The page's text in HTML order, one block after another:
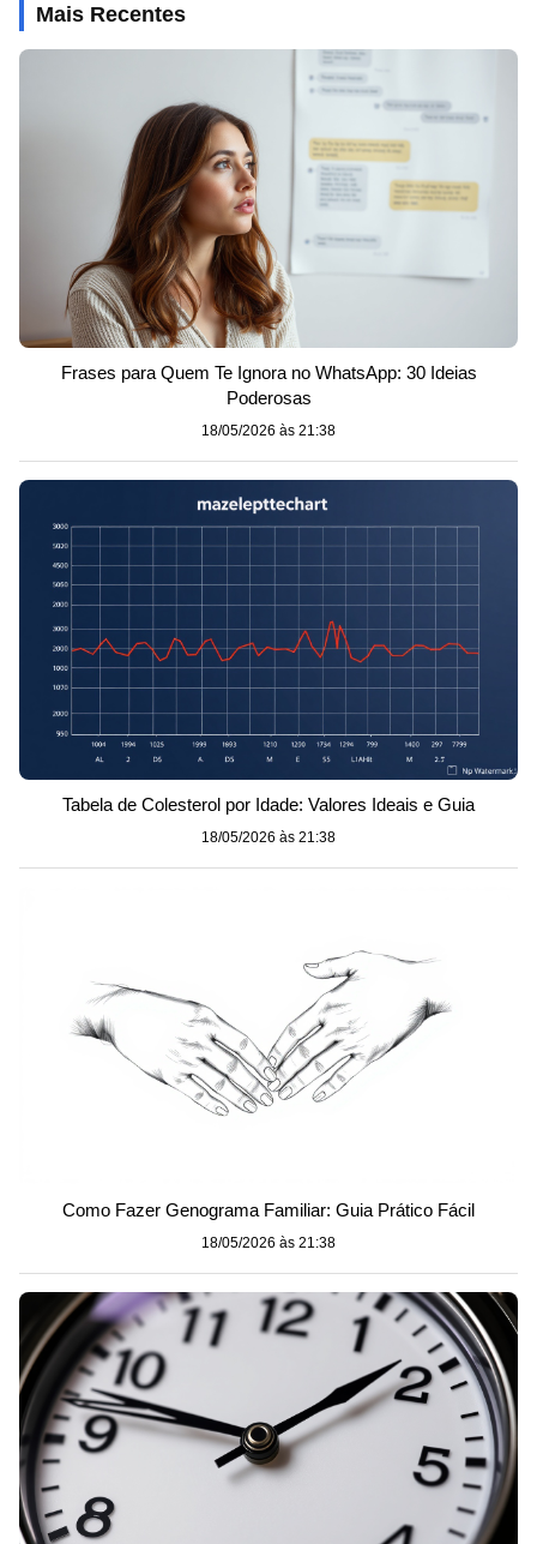
Mais Recentes
Frases para Quem Te Ignora no WhatsApp: 30 Ideias
Poderosas
18/05/2026 às 21:38
Tabela de Colesterol por Idade: Valores Ideais e Guia
18/05/2026 às 21:38
Como Fazer Genograma Familiar: Guia Prático Fácil
18/05/2026 às 21:38